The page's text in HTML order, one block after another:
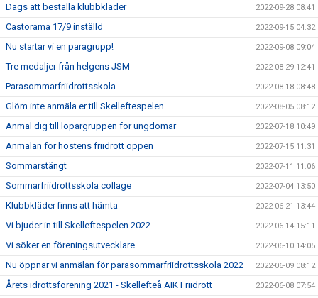
Dags att beställa klubbkläder 2022-09-28 08:41
Castorama 17/9 inställd 2022-09-15 04:32
Nu startar vi en paragrupp! 2022-09-08 09:04
Tre medaljer från helgens JSM 2022-08-29 12:41
Parasommarfriidrottsskola 2022-08-18 08:48
Glöm inte anmäla er till Skelleftespelen 2022-08-05 08:12
Anmäl dig till löpargruppen för ungdomar 2022-07-18 10:49
Anmälan för höstens friidrott öppen 2022-07-15 11:31
Sommarstängt 2022-07-11 11:06
Sommarfriidrottsskola collage 2022-07-04 13:50
Klubbkläder finns att hämta 2022-06-21 13:44
Vi bjuder in till Skelleftespelen 2022 2022-06-14 15:11
Vi söker en föreningsutvecklare 2022-06-10 14:05
Nu öppnar vi anmälan för parasommarfriidrottsskola 2022 2022-06-09 08:12
Årets idrottsförening 2021 - Skellefteå AIK Friidrott 2022-06-08 07:54